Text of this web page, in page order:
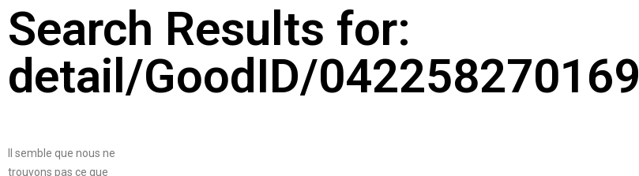
Search Results for:
detail/GoodID/042258270169
Il semble que nous ne
trouvons pas ce que